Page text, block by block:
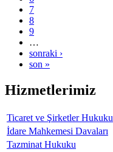
7
8
9
…
sonraki ›
son »
Hizmetlerimiz
Ticaret ve Şirketler Hukuku
İdare Mahkemesi Davaları
Tazminat Hukuku